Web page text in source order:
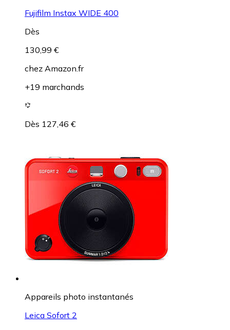
Fujifilm Instax WIDE 400
Dès
130,99 €
chez Amazon.fr
+19 marchands
Dès 127,46 €
Appareils photo instantanés
Leica Sofort 2